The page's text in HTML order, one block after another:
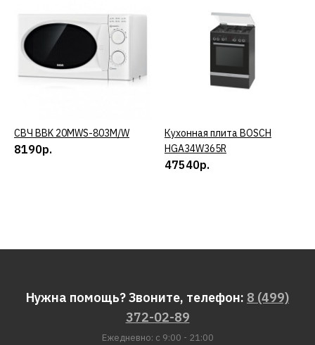
КУПИТЬ
СВЧ BBK 20MWS-803M/W
8190р.
КУПИТЬ
Кухонная плита BOSCH
HGA34W365R
47540р.
Нужна помощь? Звоните, телефон: 8 (499)
372-02-89
Ежедневно: с 9:00 - 21:00